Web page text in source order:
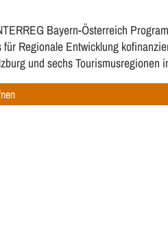
Bayern-Österreich
Regionale Entwicklung
und sechs Tourismusregionen